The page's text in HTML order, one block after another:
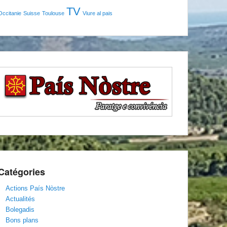
Suisse Toulouse TV Viure al pais
Actions País Nòstre
Actualités
Bolegadis
Bons plans